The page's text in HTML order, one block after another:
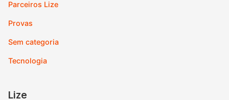
Parceiros Lize
Provas
Sem categoria
Tecnologia
Lize